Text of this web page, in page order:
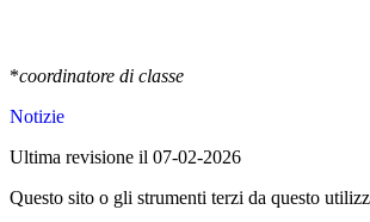
*coordinatore di classe
Notizie
Ultima revisione il 07-02-2026
Questo sito o gli strumenti terzi da questo